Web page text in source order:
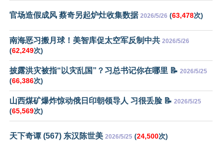
官场造假成风 蔡奇另起炉灶收集数据 2026/5/26 (63,478次)
南海恶习搬月球！美智库促太空军反制中共 2026/5/26
(62,249次)
披露洪灾被指“以灾乱国”？习总书记你在哪里 📝 2026/5/25
(66,386次)
山西煤矿爆炸惊动俄日印朝领导人 习很丢脸 📝 2026/5/25
(65,569次)
天下奇谭 (567) 东汉陈世美 2026/5/25 (24,500次)